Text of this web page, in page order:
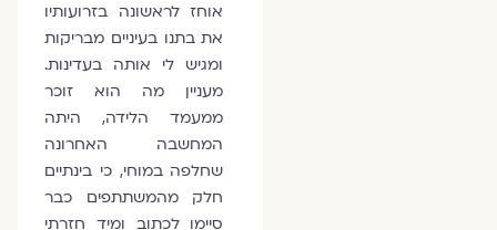
אוחז לראשונה בזרועותיו
את בתנו בעיניים מבריקות
ומגיש לי אותה בעדינות.
מעניין מה הוא זוכר
ממעמד הלידה, היתה
המחשבה האחרונה
שחלפה במוחי, כי בינתיים
חלק מהמשתתפים כבר
סיימו לכתוב ומיד חזרתי